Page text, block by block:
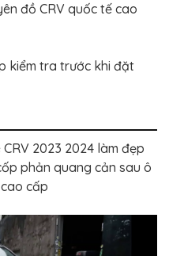
đồ CRV quốc tế cao
kiểm tra trước khi đặt
2023 2024 làm đẹp
phản quang cản sau ô
cấp